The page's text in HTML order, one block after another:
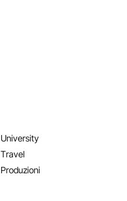
University
Travel
Produzioni